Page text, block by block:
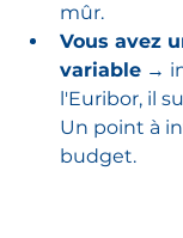
mûr.
Vous avez
variable →
l'Euribor, il
Un point à
budget.